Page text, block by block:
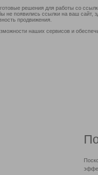
решения для работы со
не появились ссылки на ваш
продвижения.
наших сервисов и